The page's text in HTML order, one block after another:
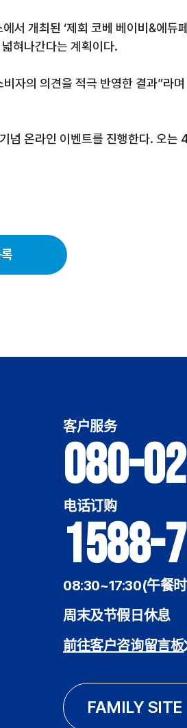
서 개최된 ‘제 회 코베 베이비 &에듀
혀나간다는 계획이다.
자의 의견을 적극 반영한 결과”라며
념 온라인 이벤트를 진행한다. 오는
客户服务
080-
电话订购
1588-
08:30~17:30(午餐
周末及节假日休息
前往客户咨询留言板
FAMILY SITE